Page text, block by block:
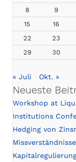
8
9
15
16
22
23
29
30
« Juli Okt. »
Neueste
Workshop at
Institutions
Hedging von